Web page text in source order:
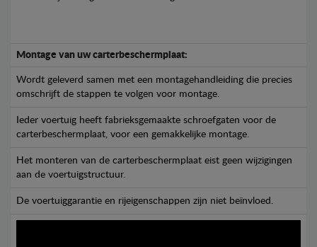
Montage van uw carterbeschermplaat:
Wordt geleverd samen met een montagehandleiding die precies
omschrijft de stappen te volgen voor montage.
Ieder voertuig heeft fabrieksgemaakte schroefgaten voor de
carterbeschermplaat, voor een gemakkelijke montage.
Het monteren van de carterbeschermplaat eist geen wijzigingen
aan de voertuigstructuur.
De voertuiggarantie en rijeigenschappen zijn niet beïnvloed.